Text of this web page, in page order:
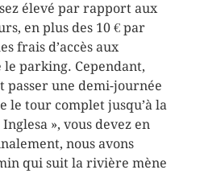
élevé par rapport aux
en plus des 10 € par
frais d’accès aux
parking. Cependant,
passer une demi-journée
le tour complet jusqu’à la
», vous devez en
nous avons
qui suit la rivière mène